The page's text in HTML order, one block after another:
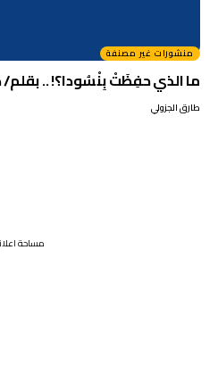
منشورات غير مصنفة
ما الذي حفِظَتْ بِنْسُودا؟! .. بقلم/
طارق الجزولي
مساحة